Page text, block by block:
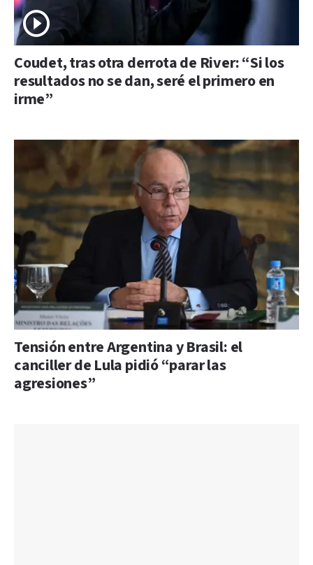
Coudet, tras otra derrota de River: “Si los
resultados no se dan, seré el primero en
irme”
Tensión entre Argentina y Brasil: el
canciller de Lula pidió “parar las
agresiones”